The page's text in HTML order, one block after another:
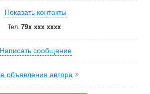
Показать контакты
Тел. 79x xxx xxxx
Написать сообщение
объявления автора